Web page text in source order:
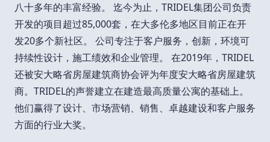
八十多年的丰富经验。 迄今为止，TRIDEL集团公司负责
开发的项目超过85,000套，在大多伦多地区目前正在开
发20多个新社区。 公司专注于客户服务，创新，环境可
持续性设计，施工绩效和企业管理。 在2019年，TRIDEL
还被安大略省房屋建筑商协会评为年度安大略省房屋建筑
商。TRIDEL的声誉建立在建造最高质量公寓的基础上。
他们赢得了设计、市场营销、销售、卓越建设和客户服务
方面的行业大奖。